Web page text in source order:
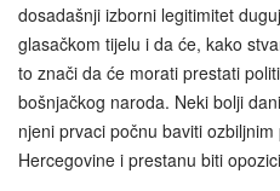
dosadašnji izborni legitimitet
glasačkom tijelu i da će, kako
to znači da će morati prestati
bošnjačkog naroda. Neki bolji
njeni prvaci počnu baviti
Hercegovine i prestanu biti